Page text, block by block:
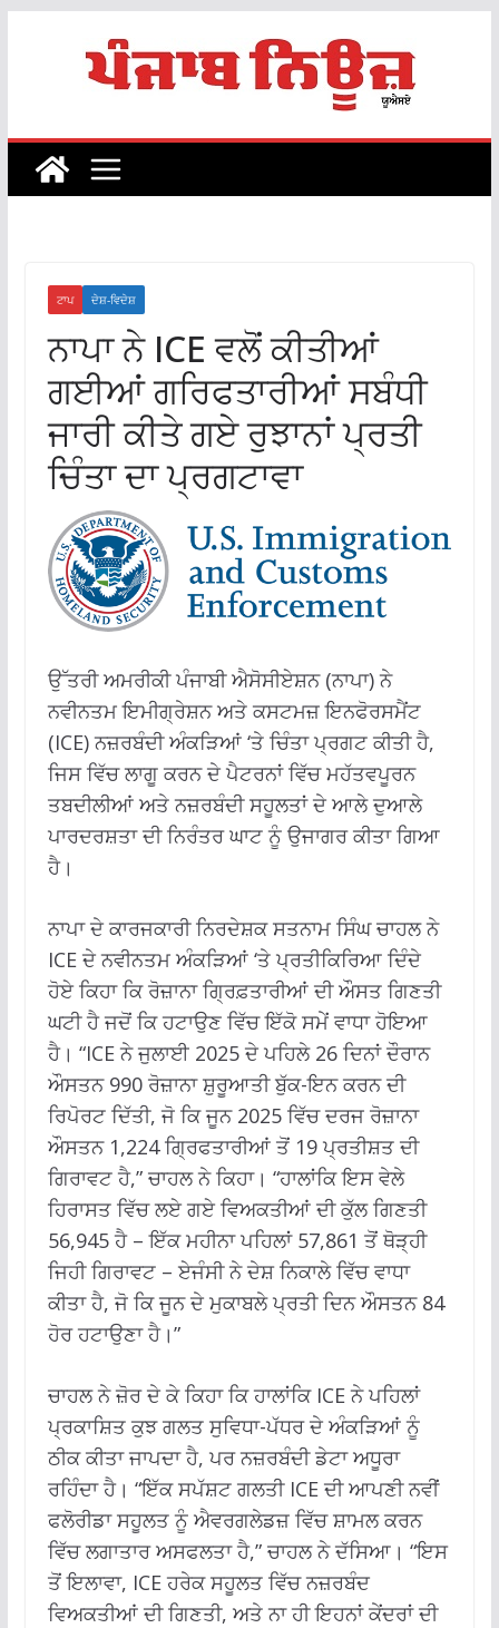
ਟਾਪ ਦੇਸ਼-ਵਿਦੇਸ਼
ਨਾਪਾ ਨੇ ICE ਵਲੋਂ ਕੀਤੀਆਂ
ਗਈਆਂ ਗਰਿਫਤਾਰੀਆਂ ਸਬੰਧੀ
ਜਾਰੀ ਕੀਤੇ ਗਏ ਰੁਝਾਨਾਂ ਪ੍ਰਤੀ
ਚਿੰਤਾ ਦਾ ਪ੍ਰਗਟਾਵਾ
ਉੱਤਰੀ ਅਮਰੀਕੀ ਪੰਜਾਬੀ ਐਸੋਸੀਏਸ਼ਨ (ਨਾਪਾ) ਨੇ
ਨਵੀਨਤਮ ਇਮੀਗ੍ਰੇਸ਼ਨ ਅਤੇ ਕਸਟਮਜ਼ ਇਨਫੋਰਸਮੈਂਟ
(ICE) ਨਜ਼ਰਬੰਦੀ ਅੰਕੜਿਆਂ ‘ਤੇ ਚਿੰਤਾ ਪ੍ਰਗਟ ਕੀਤੀ ਹੈ,
ਜਿਸ ਵਿੱਚ ਲਾਗੂ ਕਰਨ ਦੇ ਪੈਟਰਨਾਂ ਵਿੱਚ ਮਹੱਤਵਪੂਰਨ
ਤਬਦੀਲੀਆਂ ਅਤੇ ਨਜ਼ਰਬੰਦੀ ਸਹੂਲਤਾਂ ਦੇ ਆਲੇ ਦੁਆਲੇ
ਪਾਰਦਰਸ਼ਤਾ ਦੀ ਨਿਰੰਤਰ ਘਾਟ ਨੂੰ ਉਜਾਗਰ ਕੀਤਾ ਗਿਆ
ਹੈ।
ਨਾਪਾ ਦੇ ਕਾਰਜਕਾਰੀ ਨਿਰਦੇਸ਼ਕ ਸਤਨਾਮ ਸਿੰਘ ਚਾਹਲ ਨੇ
ICE ਦੇ ਨਵੀਨਤਮ ਅੰਕੜਿਆਂ ‘ਤੇ ਪ੍ਰਤੀਕਿਰਿਆ ਦਿੰਦੇ
ਹੋਏ ਕਿਹਾ ਕਿ ਰੋਜ਼ਾਨਾ ਗ੍ਰਿਫ਼ਤਾਰੀਆਂ ਦੀ ਔਸਤ ਗਿਣਤੀ
ਘਟੀ ਹੈ ਜਦੋਂ ਕਿ ਹਟਾਉਣ ਵਿੱਚ ਇੱਕੋ ਸਮੇਂ ਵਾਧਾ ਹੋਇਆ
ਹੈ। “ICE ਨੇ ਜੁਲਾਈ 2025 ਦੇ ਪਹਿਲੇ 26 ਦਿਨਾਂ ਦੌਰਾਨ
ਔਸਤਨ 990 ਰੋਜ਼ਾਨਾ ਸ਼ੁਰੂਆਤੀ ਬੁੱਕ-ਇਨ ਕਰਨ ਦੀ
ਰਿਪੋਰਟ ਦਿੱਤੀ, ਜੋ ਕਿ ਜੂਨ 2025 ਵਿੱਚ ਦਰਜ ਰੋਜ਼ਾਨਾ
ਔਸਤਨ 1,224 ਗ੍ਰਿਫਤਾਰੀਆਂ ਤੋਂ 19 ਪ੍ਰਤੀਸ਼ਤ ਦੀ
ਗਿਰਾਵਟ ਹੈ,” ਚਾਹਲ ਨੇ ਕਿਹਾ। “ਹਾਲਾਂਕਿ ਇਸ ਵੇਲੇ
ਹਿਰਾਸਤ ਵਿੱਚ ਲਏ ਗਏ ਵਿਅਕਤੀਆਂ ਦੀ ਕੁੱਲ ਗਿਣਤੀ
56,945 ਹੈ – ਇੱਕ ਮਹੀਨਾ ਪਹਿਲਾਂ 57,861 ਤੋਂ ਥੋੜ੍ਹੀ
ਜਿਹੀ ਗਿਰਾਵਟ – ਏਜੰਸੀ ਨੇ ਦੇਸ਼ ਨਿਕਾਲੇ ਵਿੱਚ ਵਾਧਾ
ਕੀਤਾ ਹੈ, ਜੋ ਕਿ ਜੂਨ ਦੇ ਮੁਕਾਬਲੇ ਪ੍ਰਤੀ ਦਿਨ ਔਸਤਨ 84
ਹੋਰ ਹਟਾਉਣਾ ਹੈ।”
ਚਾਹਲ ਨੇ ਜ਼ੋਰ ਦੇ ਕੇ ਕਿਹਾ ਕਿ ਹਾਲਾਂਕਿ ICE ਨੇ ਪਹਿਲਾਂ
ਪ੍ਰਕਾਸ਼ਿਤ ਕੁਝ ਗਲਤ ਸੁਵਿਧਾ-ਪੱਧਰ ਦੇ ਅੰਕੜਿਆਂ ਨੂੰ
ਠੀਕ ਕੀਤਾ ਜਾਪਦਾ ਹੈ, ਪਰ ਨਜ਼ਰਬੰਦੀ ਡੇਟਾ ਅਧੂਰਾ
ਰਹਿੰਦਾ ਹੈ। “ਇੱਕ ਸਪੱਸ਼ਟ ਗਲਤੀ ICE ਦੀ ਆਪਣੀ ਨਵੀਂ
ਫਲੋਰੀਡਾ ਸਹੂਲਤ ਨੂੰ ਐਵਰਗਲੇਡਜ਼ ਵਿੱਚ ਸ਼ਾਮਲ ਕਰਨ
ਵਿੱਚ ਲਗਾਤਾਰ ਅਸਫਲਤਾ ਹੈ,” ਚਾਹਲ ਨੇ ਦੱਸਿਆ। “ਇਸ
ਤੋਂ ਇਲਾਵਾ, ICE ਹਰੇਕ ਸਹੂਲਤ ਵਿੱਚ ਨਜ਼ਰਬੰਦ
ਵਿਅਕਤੀਆਂ ਦੀ ਗਿਣਤੀ, ਅਤੇ ਨਾ ਹੀ ਇਹਨਾਂ ਕੇਂਦਰਾਂ ਦੀ